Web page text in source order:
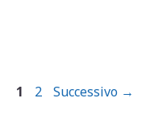
Pagina
1 Pagina
2 Successivo →